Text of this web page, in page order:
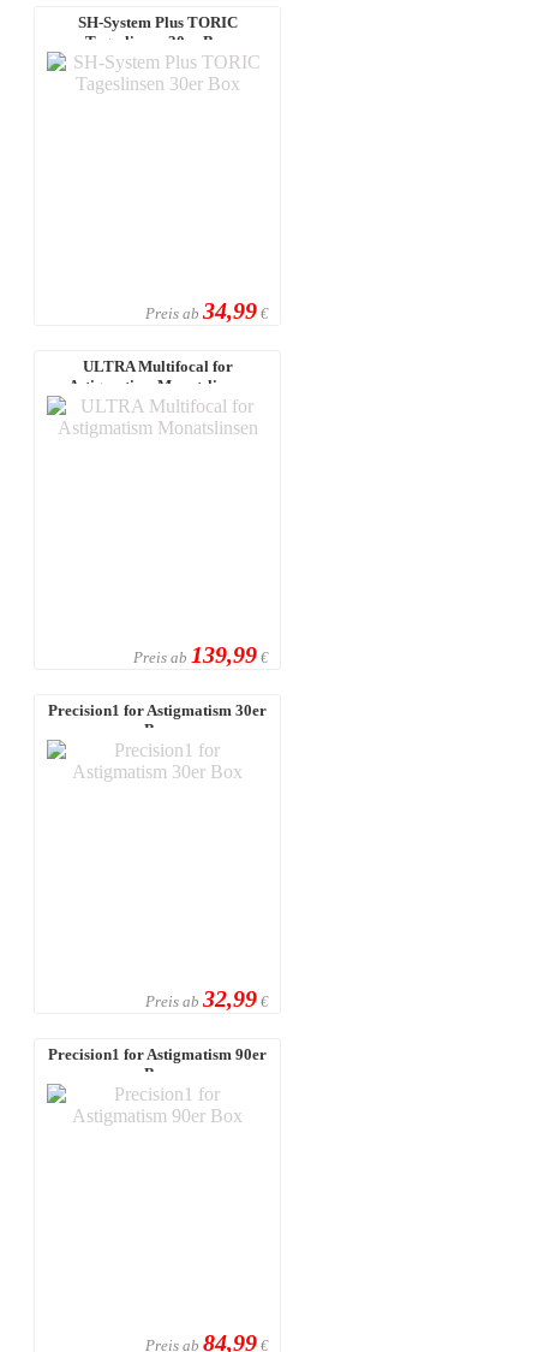
SH-System Plus TORIC
Tageslinsen 30er Box
Preis ab 34,99 €
ULTRA Multifocal for
Astigmatism Monatslinsen
Preis ab 139,99 €
Precision1 for Astigmatism 30er
Box
Preis ab 32,99 €
Precision1 for Astigmatism 90er
Box
Preis ab 84,99 €